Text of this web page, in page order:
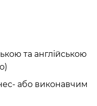
та англійською
або виконавчим